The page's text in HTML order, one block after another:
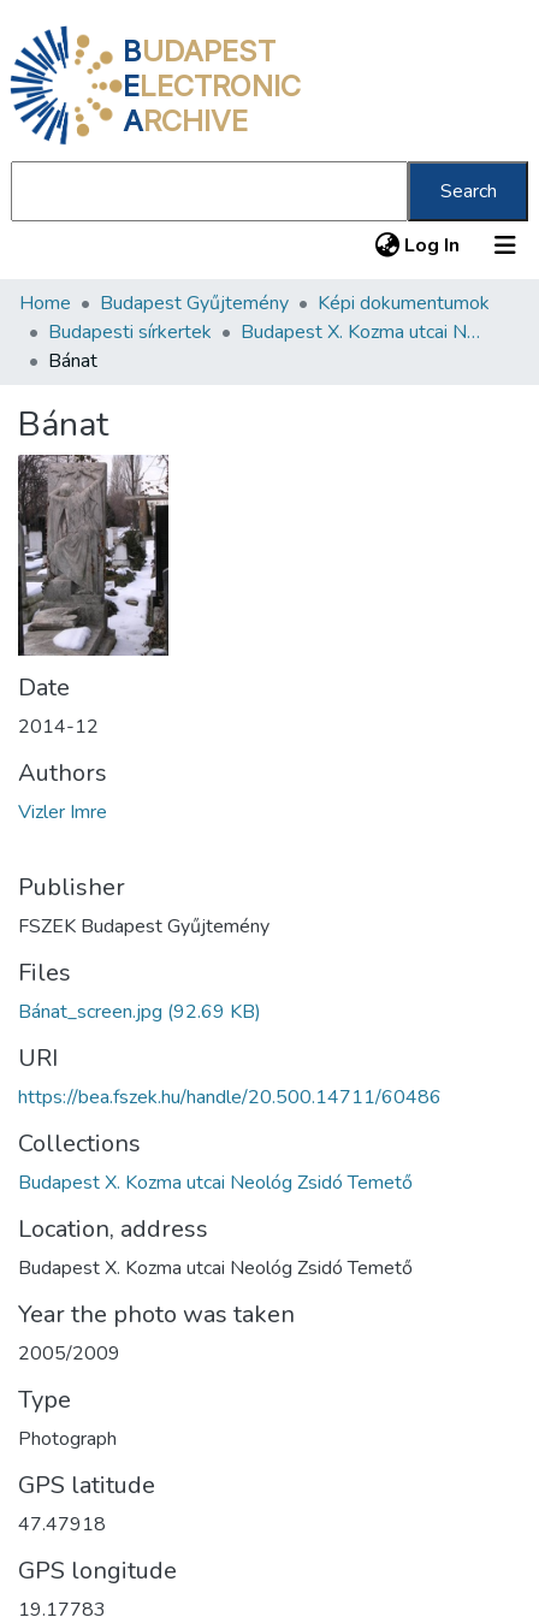
BUDAPEST
ELECTRONIC
ARCHIVE
Search
Log In (current)
Communities & Collections
All of DSpace
About us
Home Budapest Gyűjtemény
Képi dokumentumok
Budapesti sírkertek
Budapest X. Kozma utcai Neológ Zsidó Temető
Bánat
Bánat
Date
2014-12
Authors
Vizler Imre
Publisher
FSZEK Budapest Gyűjtemény
Files
Bánat_screen.jpg (92.69 KB)
URI
https://bea.fszek.hu/handle/20.500.14711/60486
Collections
Budapest X. Kozma utcai Neológ Zsidó Temető
Location, address
Budapest X. Kozma utcai Neológ Zsidó Temető
Year the photo was taken
2005/2009
Type
Photograph
GPS latitude
47.47918
GPS longitude
19.17783